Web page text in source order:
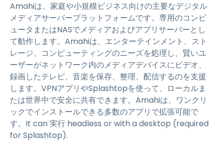
Amahiは、家庭や小規模ビジネス向けの主要なデジタル
メディアサーバープラットフォームです。専用のコンピ
ュータまたはNASでメディアおよびアプリサーバーとし
て動作します。Amahiは、エンターテインメント、スト
レージ、コンピューティングのニーズを処理し、賢いユ
ーザーがネットワーク内のメディアデバイスにビデオ、
録画したテレビ、音楽を保存、整理、配信するのを支援
します。VPNアプリやSplashtopを使って、ローカルま
たは世界中で安全に共有できます。Amahiは、ワンクリ
ックでインストールできる多数のアプリで拡張可能で
す。It can 実行 headless or with a desktop (required
for Splashtop).